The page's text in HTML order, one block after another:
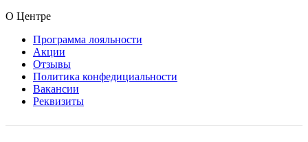
О Центре
Программа лояльности
Акции
Отзывы
Политика конфедициальности
Вакансии
Реквизиты